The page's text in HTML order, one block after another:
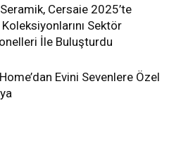
Cersaie 2025’te
Sektör
İle Buluşturdu
Evini Sevenlere Özel